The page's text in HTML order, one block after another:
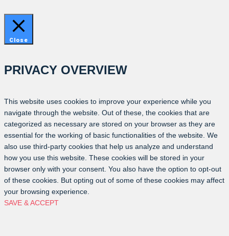
Close
PRIVACY OVERVIEW
This website uses cookies to improve your experience while you
navigate through the website. Out of these, the cookies that are
categorized as necessary are stored on your browser as they are
essential for the working of basic functionalities of the website. We
also use third-party cookies that help us analyze and understand
how you use this website. These cookies will be stored in your
browser only with your consent. You also have the option to opt-out
of these cookies. But opting out of some of these cookies may affect
your browsing experience.
SAVE & ACCEPT